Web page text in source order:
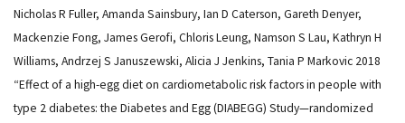
Nicholas R Fuller, Amanda Sainsbury, Ian D Caterson, Gareth Denyer,
Mackenzie Fong, James Gerofi, Chloris Leung, Namson S Lau, Kathryn H
Williams, Andrzej S Januszewski, Alicia J Jenkins, Tania P Markovic 2018
“Effect of a high-egg diet on cardiometabolic risk factors in people with
type 2 diabetes: the Diabetes and Egg (DIABEGG) Study—randomized